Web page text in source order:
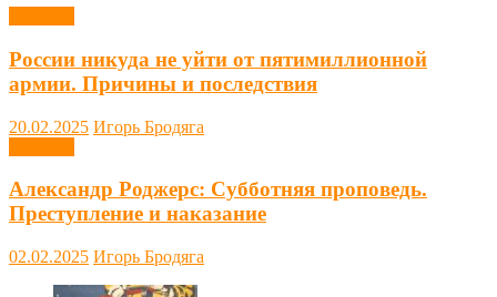
России никуда не уйти от пятимиллионной
армии. Причины и последствия
20.02.2025 Игорь Бродяга
Александр Роджерс: Субботняя проповедь.
Преступление и наказание
02.02.2025 Игорь Бродяга